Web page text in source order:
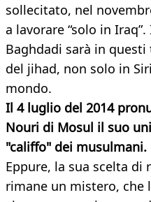
sollecitato, nel
a lavorare “solo in
Baghdadi sarà in
del jihad, non solo in
mondo.
Il 4 luglio del 2014
Nouri di Mosul il suo
"califfo" dei musulmani.
Eppure, la sua scelta
rimane un mistero, che